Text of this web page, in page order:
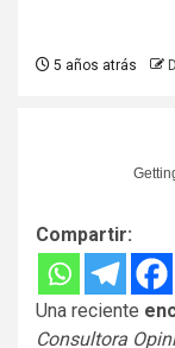
5 años atrás
Compartir:
Una reciente
Consultora